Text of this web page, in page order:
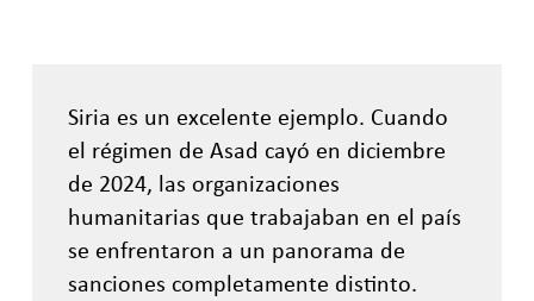
Siria es un excelente ejemplo. Cuando
el régimen de Asad cayó en diciembre
de 2024, las organizaciones
humanitarias que trabajaban en el país
se enfrentaron a un panorama de
sanciones completamente distinto.